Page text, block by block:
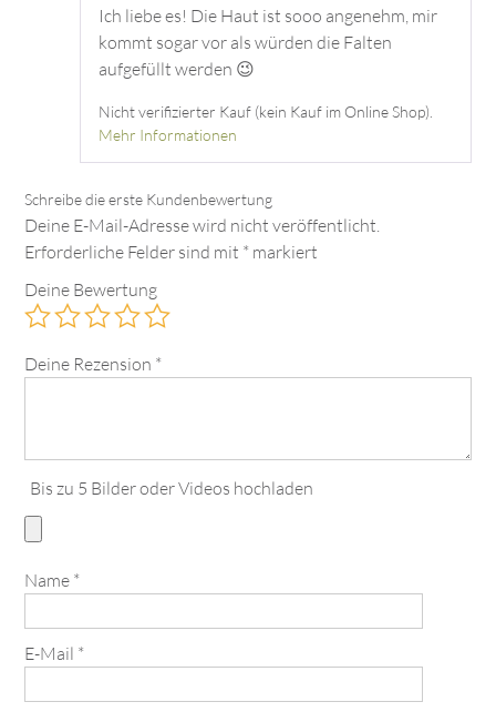
Ich liebe es! Die Haut ist sooo angenehm, mir
kommt sogar vor als würden die Falten
aufgefüllt werden 😉
Nicht verifizierter Kauf (kein Kauf im Online Shop).
Mehr Informationen
Deine E-Mail-Adresse wird nicht veröffentlicht.
Erforderliche Felder sind mit * markiert
Deine Bewertung
Deine Rezension *
Bis zu 5 Bilder oder Videos hochladen
Name *
E-Mail *